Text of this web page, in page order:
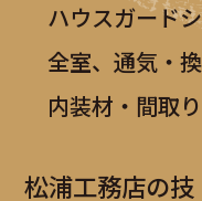
ハウスガード
全室、通気・
内装材・間取
松浦工務店の技